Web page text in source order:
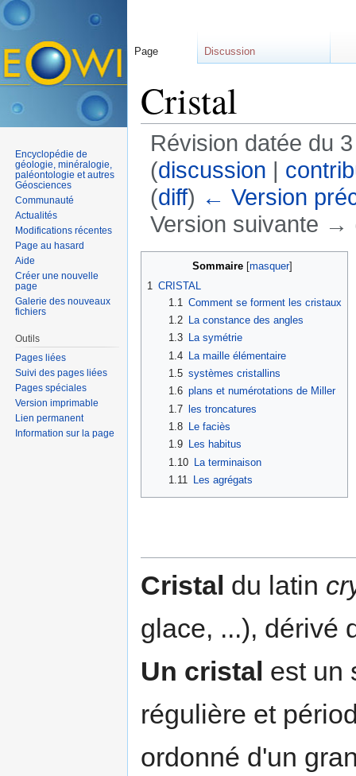
Cristal
Révision datée du
(discussion |
(diff) ← Version
Version suivante →
Sommaire [masquer]
1 CRISTAL
1.1 Comment se forment les cristaux
1.2
La constance des angles
1.3
La symétrie
1.4 La maille élémentaire
1.5 systèmes cristallins
1.6 plans et numérotations de Miller
1.7 les troncatures
1.8
Le faciès
1.9
Les habitus
1.10 La terminaison
1.11
Les agrégats
Cristal du latin
glace, ...), dérivé
Un cristal est un
régulière et
ordonné d'un
Page Discussion
Encyclopédie de
géologie, minéralogie,
paléontologie et autres
Géosciences
Communauté
Actualités
Modifications récentes
Page au hasard
Aide
Créer une nouvelle
page
Galerie des nouveaux
fichiers
Outils
Pages liées
Suivi des pages liées
Pages spéciales
Version imprimable
Lien permanent
Information sur la page